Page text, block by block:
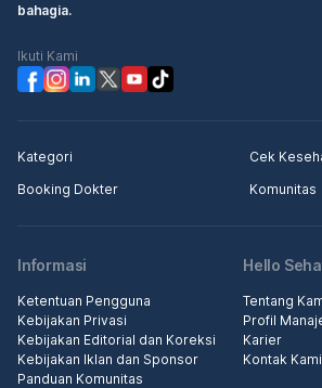
bahagia.
Ikuti Kami
Kategori
Cek
Booking Dokter
Komunitas
Informasi
Ketentuan Pengguna
Kebijakan Privasi
Kebijakan Editorial dan Koreksi
Kebijakan Iklan dan Sponsor
Panduan Komunitas
Hello
Tentang
Profil
Karier
Kontak Kami